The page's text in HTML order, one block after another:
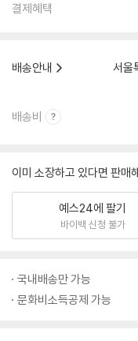
결제혜택
배송안내
서울
배송비
이미 소장하고 있다면 판매
예스24에 팔기
바이백 신청 불가
국내배송만 가능
문화비소득공제 가능